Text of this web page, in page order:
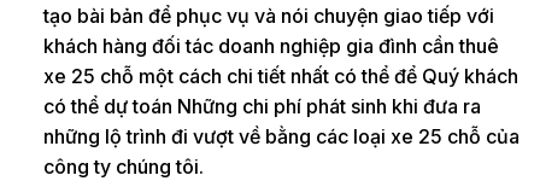
tạo bài bản để phục vụ và nói chuyện giao tiếp với
khách hàng đối tác doanh nghiệp gia đình cần thuê
xe 25 chỗ một cách chi tiết nhất có thể để Quý khách
có thể dự toán Những chi phí phát sinh khi đưa ra
những lộ trình đi vượt về bằng các loại xe 25 chỗ của
công ty chúng tôi.